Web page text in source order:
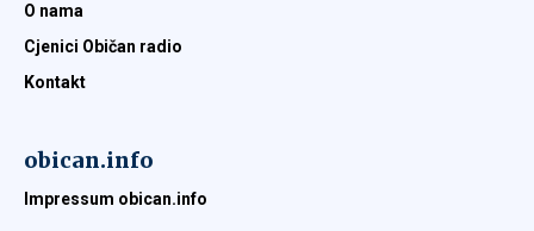
O nama
Cjenici Običan radio
Kontakt
obican.info
Impressum obican.info